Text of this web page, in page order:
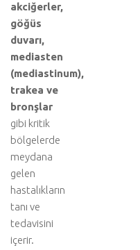
akciğerler,
göğüs
duvarı,
mediasten
(mediastinum),
trakea ve
bronşlar
gibi kritik
bölgelerde
meydana
gelen
hastalıkların
tanı ve
tedavisini
içerir.